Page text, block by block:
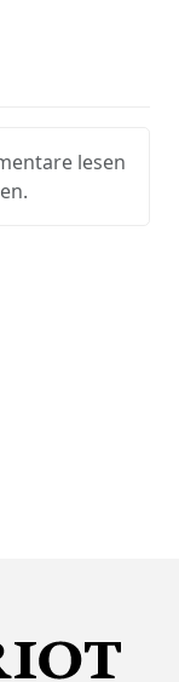
lesen